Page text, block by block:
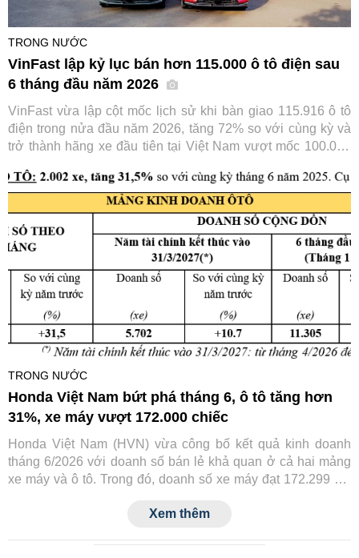
TRONG NƯỚC
VinFast lập kỷ lục bán hơn 115.000 ô tô điện sau
6 tháng đầu năm 2026
VinFast vừa lập cột mốc lịch sử khi bàn giao 115.916 ô tô
điện trong nửa đầu năm 2026, tăng 72% so với cùng kỳ và
trở thành hãng xe đầu tiên tại Việt Nam vượt mốc 100.000
số một của VinFast trên thị trường ô tô trong nước.
TRONG NƯỚC
Honda Việt Nam bứt phá tháng 6, ô tô tăng hơn
31%, xe máy vượt 172.000 chiếc
Honda Việt Nam (HVN) vừa công bố kết quả kinh doanh
tháng 6/2026 với doanh số bán lẻ khả quan ở cả hai mảng
xe máy và ô tô. Trong đó, doanh số xe máy đạt 172.299 xe,
Xem thêm